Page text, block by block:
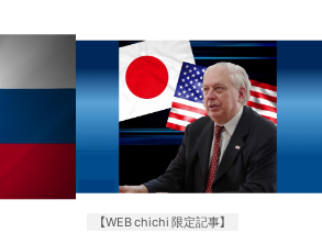
【WEB chichi 限定記事】